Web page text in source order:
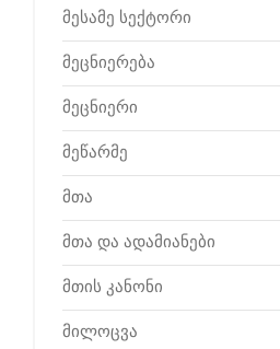
მესამე სექტორი
მეცნიერება
მეცნიერი
მეწარმე
მთა
მთა და ადამიანები
მთის კანონი
მილოცვა